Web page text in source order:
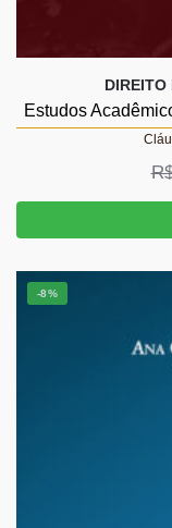
DIREITO
Estudos
-8%